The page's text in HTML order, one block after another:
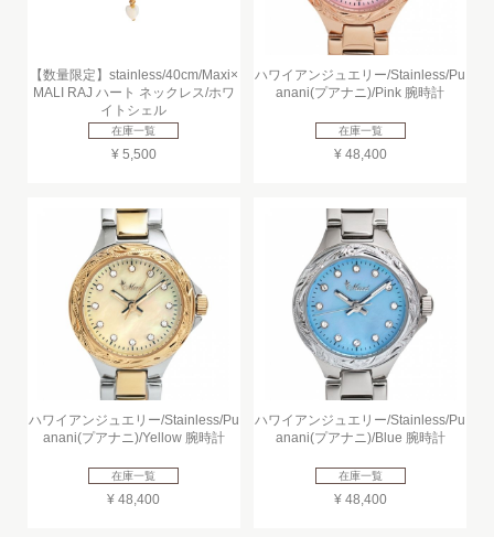
【数量限定】stainless/40cm/Maxi×
MALI RAJ ハート ネックレス/ホワ
イトシェル
在庫一覧
¥ 5,500
ハワイアンジュエリー/Stainless/Pu
anani(プアナニ)/Pink 腕時計
在庫一覧
¥ 48,400
ハワイアンジュエリー/Stainless/Pu
anani(プアナニ)/Yellow 腕時計
在庫一覧
¥ 48,400
ハワイアンジュエリー/Stainless/Pu
anani(プアナニ)/Blue 腕時計
在庫一覧
¥ 48,400